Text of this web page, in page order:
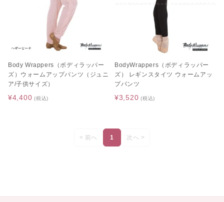
Body Wrappers（ボディラッパー
ズ）ウォームアップパンツ（ジュニ
ア/子供サイズ）
¥4,400 (税込)
BodyWrappers（ボディラッパー
ズ） レギンスタイツ ウォームアッ
プパンツ
¥3,520 (税込)
< 前へ 1 次へ >